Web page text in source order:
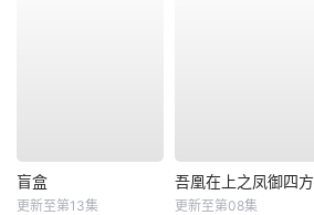
盲盒
更新至第13集
吾凰在上之凤御四方
更新至第08集